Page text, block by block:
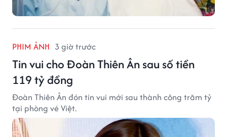
PHIM ẢNH 3 giờ trước
Tin vui cho Đoàn Thiên Ân sau số tiền
119 tỷ đồng
Đoàn Thiên Ân đón tin vui mới sau thành công trăm tỷ
tại phòng vé Việt.